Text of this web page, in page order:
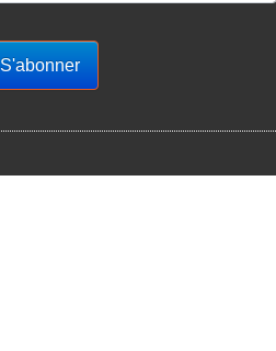
S'abonner